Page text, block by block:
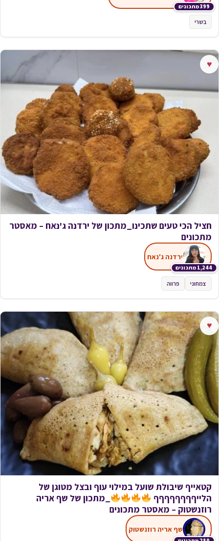
399 מתכונים
בשרי
♥
חציל הכי טעים שתכינו_מתכון של ירדנה ג'נאח – מאסטר
מתכונים
1,244 מתכונים
ירדנה ג'נאח
צמחוני פרווה
♥
קטאייף שיבולת שועל במילוי עוף ובצל מטוגן של
הלייףףףףףףףף
_מתכון של שף אריה
רוזנשטוק – מאסטר מתכונים
שף אריה רוזנשטוק